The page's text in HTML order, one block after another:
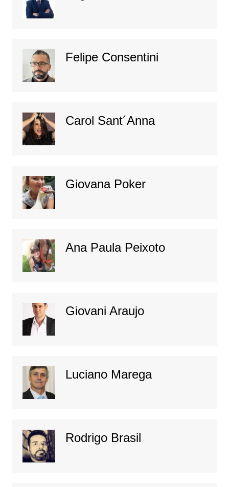
Felipe Consentini
Carol Sant´Anna
Giovana Poker
Ana Paula Peixoto
Giovani Araujo
Luciano Marega
Rodrigo Brasil